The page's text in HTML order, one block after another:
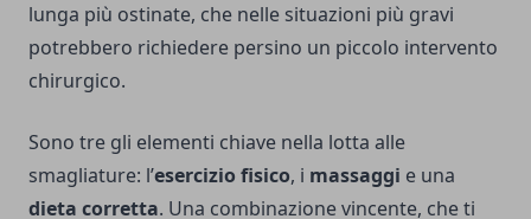
lunga più ostinate, che nelle situazioni più gravi
potrebbero richiedere persino un piccolo intervento
chirurgico.
Sono tre gli elementi chiave nella lotta alle
smagliature: l’esercizio fisico, i massaggi e una
dieta corretta. Una combinazione vincente, che ti